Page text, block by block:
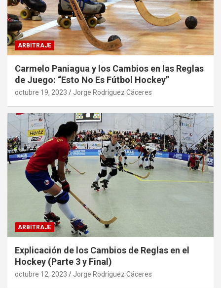
ARBITRAJE
Carmelo Paniagua y los Cambios en las Reglas
de Juego: “Esto No Es Fútbol Hockey”
octubre 19, 2023 Jorge Rodríguez Cáceres
ARBITRAJE
Explicación de los Cambios de Reglas en el
Hockey (Parte 3 y Final)
octubre 12, 2023 Jorge Rodríguez Cáceres